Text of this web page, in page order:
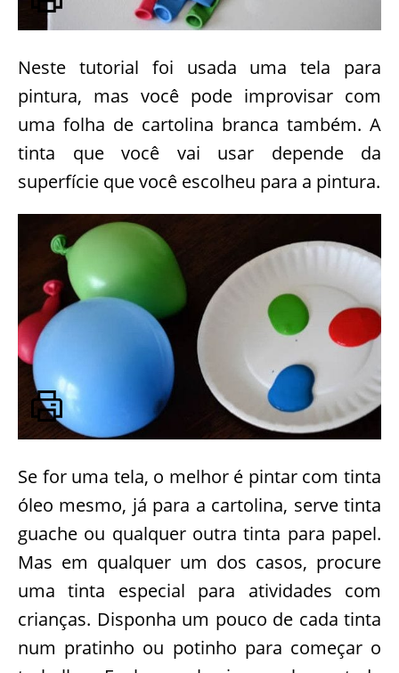
Neste tutorial foi usada uma tela para
pintura, mas você pode improvisar com
uma folha de cartolina branca também. A
tinta que você vai usar depende da
superfície que você escolheu para a pintura.
Se for uma tela, o melhor é pintar com tinta
óleo mesmo, já para a cartolina, serve tinta
guache ou qualquer outra tinta para papel.
Mas em qualquer um dos casos, procure
uma tinta especial para atividades com
crianças. Disponha um pouco de cada tinta
num pratinho ou potinho para começar o